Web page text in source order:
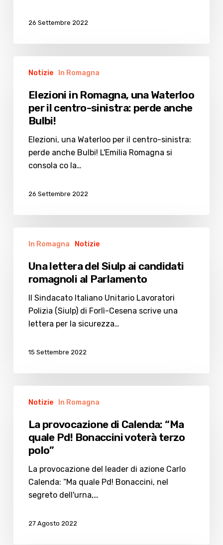
26 Settembre 2022
Waterloo
centro-
sinistra:
anche
Notizie In Romagna
Elezioni in Romagna, una Waterloo
per il centro-sinistra: perde anche
Bulbi!
Elezioni, una Waterloo per il centro-sinistra:
perde anche Bulbi! L'Emilia Romagna si
consola co la…
26 Settembre 2022
lettera
Siulp
candidati
romagnoli
In Romagna Notizie
Una lettera del Siulp ai candidati
romagnoli al Parlamento
Il Sindacato Italiano Unitario Lavoratori
Polizia (Siulp) di Forlì-Cesena scrive una
lettera per la sicurezza…
15 Settembre 2022
provocazione
Calenda:
quale
Bonaccini
voterà
polo”
Notizie In Romagna
La provocazione di Calenda: “Ma
quale Pd! Bonaccini voterà terzo
polo”
La provocazione del leader di azione Carlo
Calenda: “Ma quale Pd! Bonaccini, nel
segreto dell'urna,…
27 Agosto 2022